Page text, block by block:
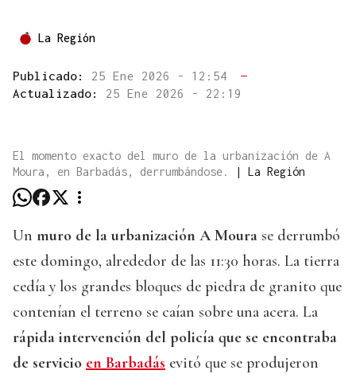
La Región
Publicado: 25 Ene 2026 - 12:54
—
Actualizado: 25 Ene 2026 - 22:19
El momento exacto del muro de la urbanización de A
Moura, en Barbadás, derrumbándose.
| La Región
Un muro de la urbanización A Moura se derrumbó
este domingo, alrededor de las 11:30 horas. La tierra
cedía y los grandes bloques de piedra de granito que
contenían el terreno se caían sobre una acera. La
rápida intervención del policía que se encontraba
de servicio en Barbadás evitó que se produjeron